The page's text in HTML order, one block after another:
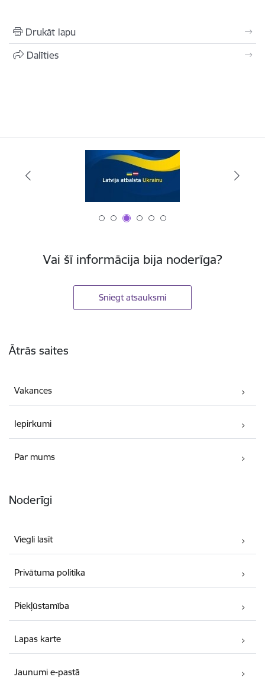
Drukāt lapu
Dalīties
Vai šī informācija bija noderīga?
Sniegt atsauksmi
Ātrās saites
Vakances
Iepirkumi
Par mums
Noderīgi
Viegli lasīt
Privātuma politika
Piekļūstamība
Lapas karte
Jaunumi e-pastā